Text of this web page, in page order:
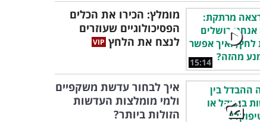
15:14
מומלץ: הכירו את הכלים
הפסיכולוגיים שעוזרים
לנצח את הלחץ
איך לבחור עדשת משקפיים
ולמי מומלצות העדשות
הזולות ביותר?